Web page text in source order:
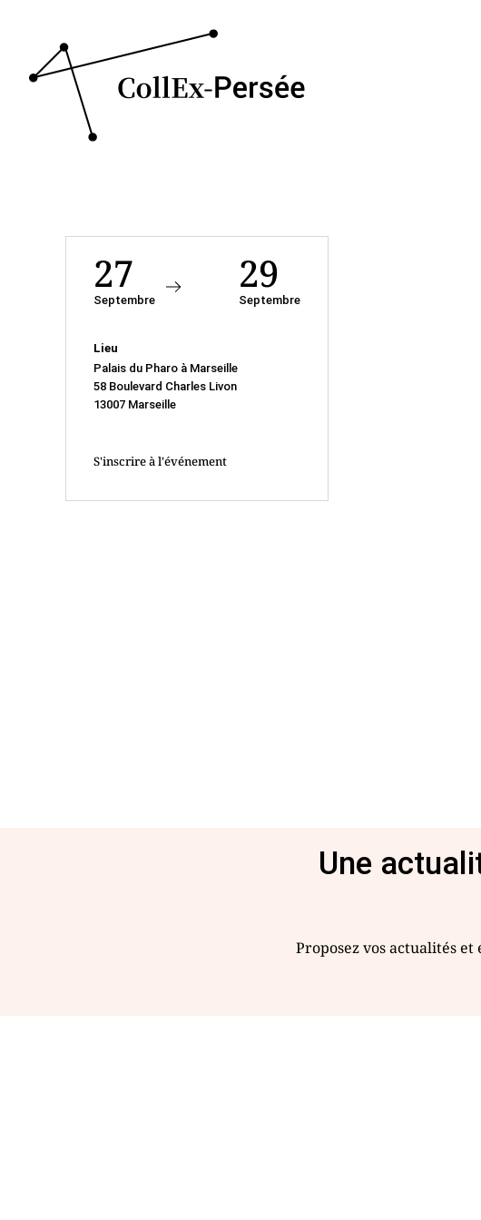
27
Septembre
29
Septembre
Lieu
Palais du Pharo à Marseille
58 Boulevard Charles Livon
13007 Marseille
S'inscrire à l'événement
Une
Proposez vos actualités